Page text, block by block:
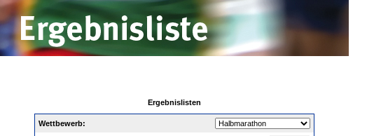
Ergebnislisten
Wettbewerb: